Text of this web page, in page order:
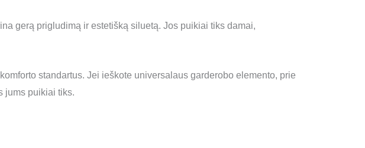
gerą prigludimą ir estetišką siluetą. Jos puikiai tiks damai,
standartus. Jei ieškote universalaus garderobo elemento, prie
jums puikiai tiks.